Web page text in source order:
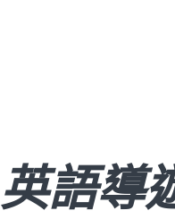
英語導